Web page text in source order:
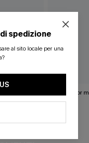
Bikini color
40,00 €
spedizione
al sito locale per una